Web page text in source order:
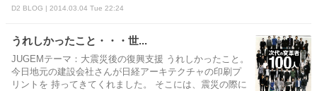
D2 BLOG | 2014.03.04 Tue 22:24
うれしかったこと・・・世...
JUGEMテーマ：大震災後の復興支援 うれしかったこと。
今日地元の建設会社さんが日経アーキテクチャの印刷プ
リントを 持ってきてくれました。 そこには、震災の際に